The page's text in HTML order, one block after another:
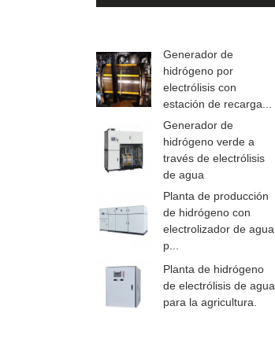
Generador de
hidrógeno por
electrólisis con
estación de recarga...
Generador de
hidrógeno verde a
través de electrólisis
de agua
Planta de producción
de hidrógeno con
electrolizador de agua
p...
Planta de hidrógeno
de electrólisis de agua
para la agricultura.